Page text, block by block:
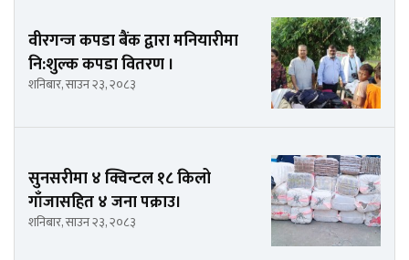
वीरगन्ज कपडा बैंक द्वारा मनियारीमा
नि:शुल्क कपडा वितरण ।
शनिबार, साउन २३, २०८३
सुनसरीमा ४ क्विन्टल १८ किलो
गाँजासहित ४ जना पक्राउ।
शनिबार, साउन २३, २०८३